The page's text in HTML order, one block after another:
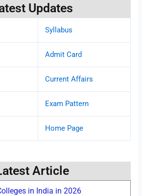
Updates
Syllabus
Admit Card
Current Affairs
Exam Pattern
Home Page
Article
in India in 2026